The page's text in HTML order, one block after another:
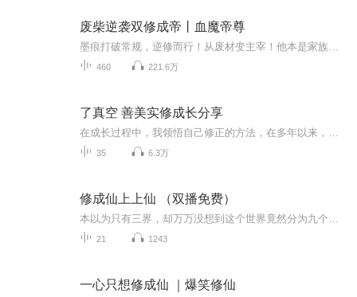
废柴逆袭双修成帝丨血魔帝尊
460 221.6万
了真空 善美实修成长分享
35 6.3万
修成仙上上仙 （双播免费）
21 1243
一心只想修成仙 ｜爆笑修仙